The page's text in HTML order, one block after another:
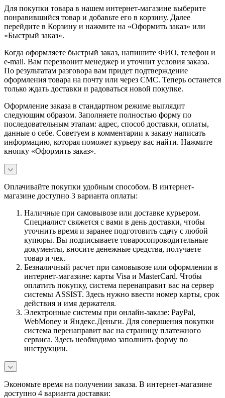
Для покупки товара в нашем интернет-магазине выберите
понравившийся товар и добавьте его в корзину. Далее
перейдите в Корзину и нажмите на «Оформить заказ» или
«Быстрый заказ».
Когда оформляете быстрый заказ, напишите ФИО, телефон и
e-mail. Вам перезвонит менеджер и уточнит условия заказа.
По результатам разговора вам придет подтверждение
оформления товара на почту или через СМС. Теперь останется
только ждать доставки и радоваться новой покупке.
Оформление заказа в стандартном режиме выглядит
следующим образом. Заполняете полностью форму по
последовательным этапам: адрес, способ доставки, оплаты,
данные о себе. Советуем в комментарии к заказу написать
информацию, которая поможет курьеру вас найти. Нажмите
кнопку «Оформить заказ».
Оплачивайте покупки удобным способом. В интернет-
магазине доступно 3 варианта оплаты:
Наличные при самовывозе или доставке курьером.
Специалист свяжется с вами в день доставки, чтобы
уточнить время и заранее подготовить сдачу с любой
купюры. Вы подписываете товаросопроводительные
документы, вносите денежные средства, получаете
товар и чек.
Безналичный расчет при самовывозе или оформлении в
интернет-магазине: карты Visa и MasterCard. Чтобы
оплатить покупку, система перенаправит вас на сервер
системы ASSIST. Здесь нужно ввести номер карты, срок
действия и имя держателя.
Электронные системы при онлайн-заказе: PayPal,
WebMoney и Яндекс.Деньги. Для совершения покупки
система перенаправит вас на страницу платежного
сервиса. Здесь необходимо заполнить форму по
инструкции.
Экономьте время на получении заказа. В интернет-магазине
доступно 4 варианта доставки: